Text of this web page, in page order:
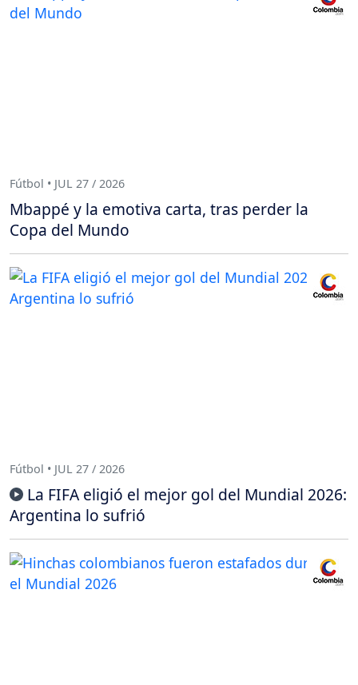
Fútbol • JUL 27 / 2026
Mbappé y la emotiva carta, tras perder la
Copa del Mundo
Fútbol • JUL 27 / 2026
La FIFA eligió el mejor gol del Mundial 2026:
Argentina lo sufrió